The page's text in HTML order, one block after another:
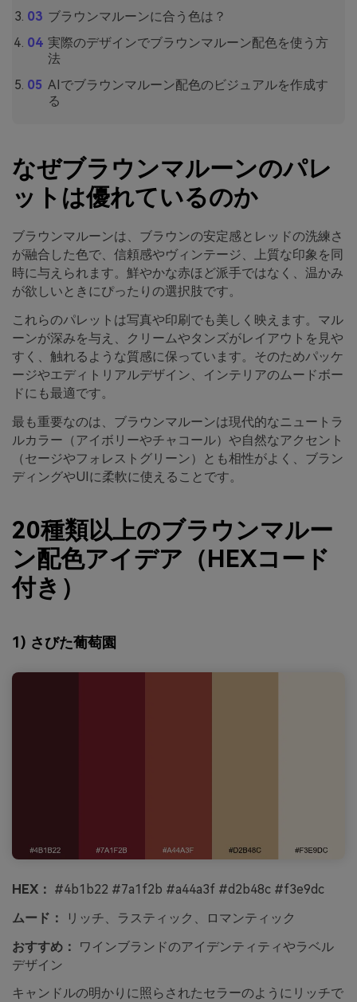
ブラウンマルーンに合う色は？
実際のデザインでブラウンマルーン配色を使う方
法
AIでブラウンマルーン配色のビジュアルを作成す
る
なぜブラウンマルーンのパレ
ットは優れているのか
ブラウンマルーンは、ブラウンの安定感とレッドの洗練さ
が融合した色で、信頼感やヴィンテージ、上質な印象を同
時に与えられます。鮮やかな赤ほど派手ではなく、温かみ
が欲しいときにぴったりの選択肢です。
これらのパレットは写真や印刷でも美しく映えます。マル
ーンが深みを与え、クリームやタンズがレイアウトを見や
すく、触れるような質感に保っています。そのためパッケ
ージやエディトリアルデザイン、インテリアのムードボー
ドにも最適です。
最も重要なのは、ブラウンマルーンは現代的なニュートラ
ルカラー（アイボリーやチャコール）や自然なアクセント
（セージやフォレストグリーン）とも相性がよく、ブラン
ディングやUIに柔軟に使えることです。
20種類以上のブラウンマルー
ン配色アイデア（HEXコード
付き）
1) さびた葡萄園
HEX： #4b1b22 #7a1f2b #a44a3f #d2b48c #f3e9dc
ムード：
リッチ、ラスティック、ロマンティック
おすすめ：
ワインブランドのアイデンティティやラベル
デザイン
キャンドルの明かりに照らされたセラーのようにリッチで